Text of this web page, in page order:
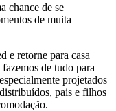
chance de se
de muita
e retorne para casa
de tudo para
projetados
pais e filhos